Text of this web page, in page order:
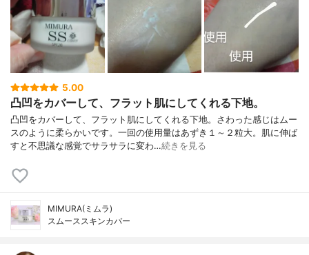
5.00
凸凹をカバーして、フラット肌にしてくれる下地。
凸凹をカバーして、フラット肌にしてくれる下地。さわった感じはムー
スのように柔らかいです。一回の使用量はあずき１～２粒大。肌に伸ば
すと不思議な感覚でサラサラに変わ…続きを見る
MIMURA(ミムラ)
スムーススキンカバー